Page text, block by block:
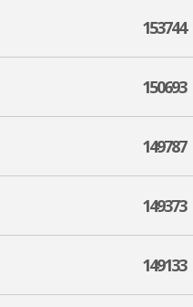
153744
150693
149787
149373
149133